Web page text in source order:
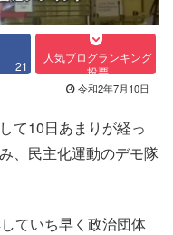
21
人気ブログランキング
投票
令和2年7月10日
て10日あまりが経っ
、民主化運動のデモ隊
ていち早く政治団体